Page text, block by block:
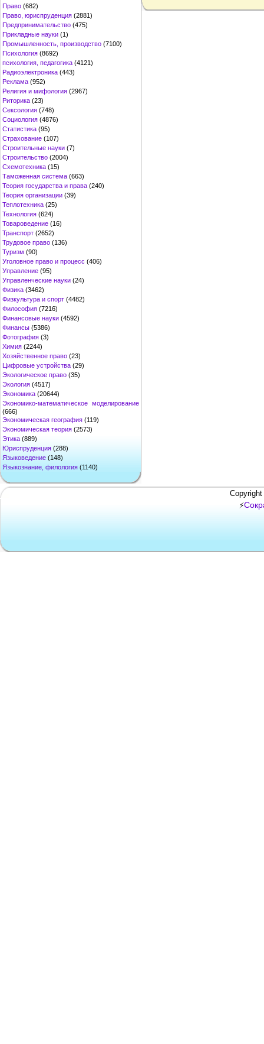
Право (682)
Право, юриспруденция (2881)
Предпринимательство (475)
Прикладные науки (1)
Промышленность, производство (7100)
Психология (8692)
психология, педагогика (4121)
Радиоэлектроника (443)
Реклама (952)
Религия и мифология (2967)
Риторика (23)
Сексология (748)
Социология (4876)
Статистика (95)
Страхование (107)
Строительные науки (7)
Строительство (2004)
Схемотехника (15)
Таможенная система (663)
Теория государства и права (240)
Теория организации (39)
Теплотехника (25)
Технология (624)
Товароведение (16)
Транспорт (2652)
Трудовое право (136)
Туризм (90)
Уголовное право и процесс (406)
Управление (95)
Управленческие науки (24)
Физика (3462)
Физкультура и спорт (4482)
Философия (7216)
Финансовые науки (4592)
Финансы (5386)
Фотография (3)
Химия (2244)
Хозяйственное право (23)
Цифровые устройства (29)
Экологическое право (35)
Экология (4517)
Экономика (20644)
Экономико-математическое моделирование
(666)
Экономическая география (119)
Экономическая теория (2573)
Этика (889)
Юриспруденция (288)
Языковедение (148)
Языкознание, филология (1140)
⚡